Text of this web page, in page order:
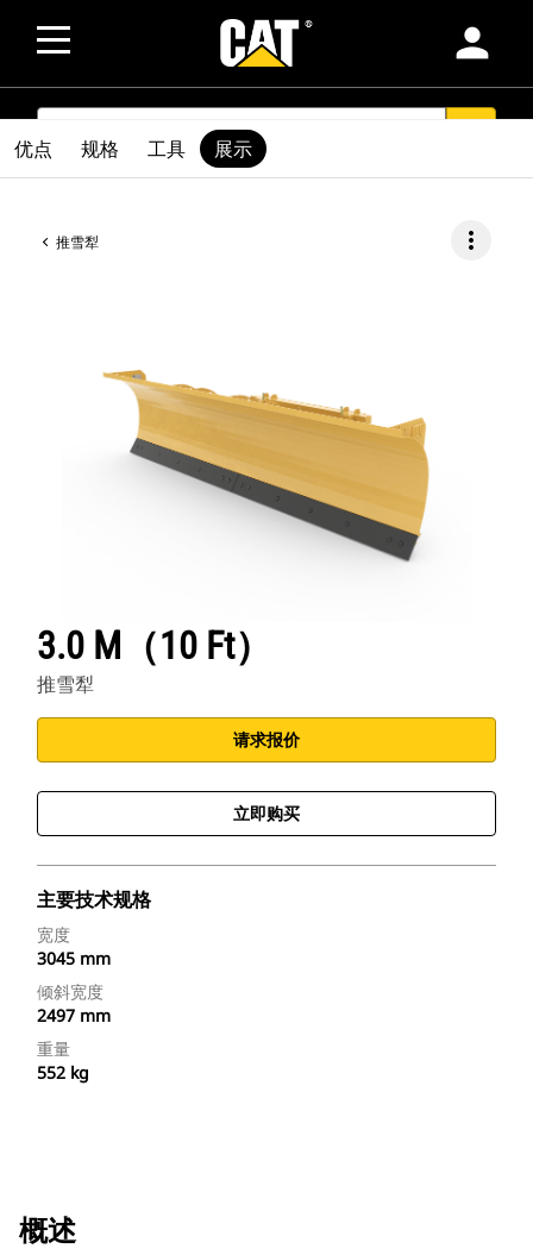
person
SEARCH
推雪犁 more_vert
3.0 M（10 Ft）
推雪犁
请求报价
立即购买
主要技术规格
宽度
3045 mm
倾斜宽度
2497 mm
重量
552 kg
优点 规格 工具 展示
概述